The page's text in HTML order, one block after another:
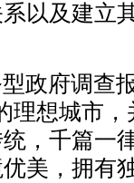
以及建立
政府调查
理想城市
，千篇一
美，拥有